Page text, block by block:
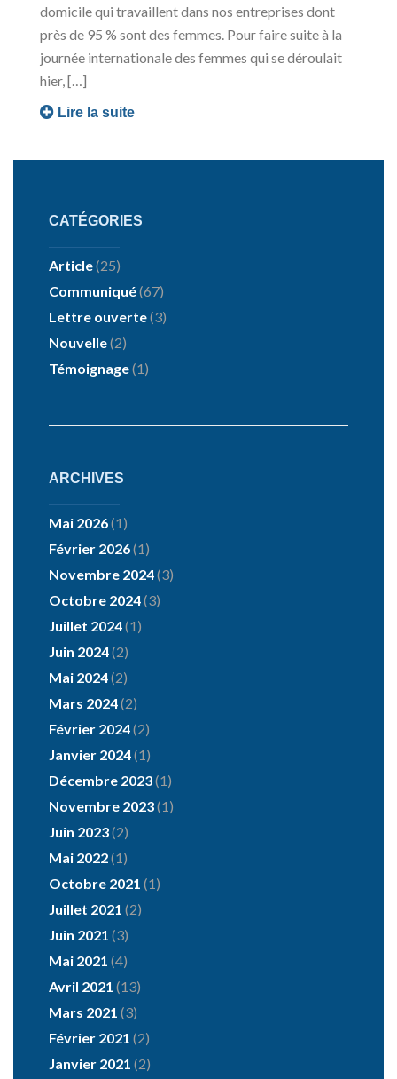
domicile qui travaillent dans nos entreprises dont
près de 95 % sont des femmes. Pour faire suite à la
journée internationale des femmes qui se déroulait
hier, […]
Lire la suite
CATÉGORIES
Article(25)
Communiqué(67)
Lettre ouverte(3)
Nouvelle(2)
Témoignage(1)
ARCHIVES
Mai 2026(1)
Février 2026(1)
Novembre 2024(3)
Octobre 2024(3)
Juillet 2024(1)
Juin 2024(2)
Mai 2024(2)
Mars 2024(2)
Février 2024(2)
Janvier 2024(1)
Décembre 2023(1)
Novembre 2023(1)
Juin 2023(2)
Mai 2022(1)
Octobre 2021 (1)
Juillet 2021 (2)
Juin 2021 (3)
Mai 2021 (4)
Avril 2021 (13)
Mars 2021 (3)
Février 2021 (2)
Janvier 2021 (2)